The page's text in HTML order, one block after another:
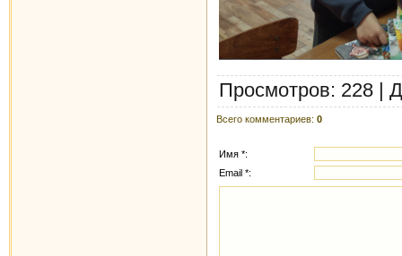
Просмотров: 228 |
Всего комментариев: 0
Имя *:
Email *: